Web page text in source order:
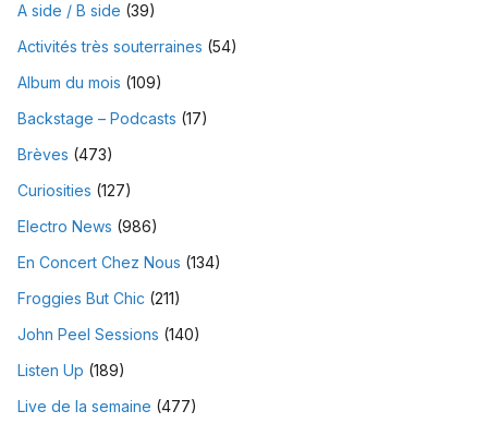
A side / B side (39)
Activités très souterraines (54)
Album du mois (109)
Backstage – Podcasts (17)
Brèves (473)
Curiosities (127)
Electro News (986)
En Concert Chez Nous (134)
Froggies But Chic (211)
John Peel Sessions (140)
Listen Up (189)
Live de la semaine (477)